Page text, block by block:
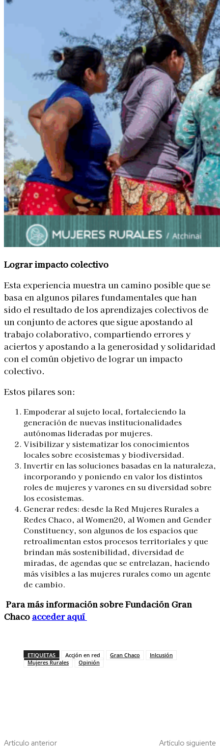
Lograr impacto colectivo
Esta experiencia muestra un camino posible que se
basa en algunos pilares fundamentales que han
sido el resultado de los aprendizajes colectivos de
un conjunto de actores que sigue apostando al
trabajo colaborativo, compartiendo errores y
aciertos y apostando a la generosidad y solidaridad
con el común objetivo de lograr un impacto
colectivo.
Estos pilares son:
Empoderar al sujeto local, fortaleciendo la
generación de nuevas institucionalidades
autónomas lideradas por mujeres.
Visibilizar y sistematizar los conocimientos
locales sobre ecosistemas y biodiversidad.
Invertir en las soluciones basadas en la naturaleza,
incorporando y poniendo en valor los distintos
roles de mujeres y varones en su diversidad sobre
los ecosistemas.
Generar redes: desde la Red Mujeres Rurales a
Redes Chaco, al Women20, al Women and Gender
Constituency, son algunos de los espacios que
retroalimentan estos procesos territoriales y que
brindan más sostenibilidad, diversidad de
miradas, de agendas que se entrelazan, haciendo
más visibles a las mujeres rurales como un agente
de cambio.
Para más información sobre Fundación Gran
Chaco acceder aquí
ETIQUETAS Acción en red Gran Chaco
Inlcusión
Mujeres Rurales
Opinión
Artículo anterior Artículo siguiente